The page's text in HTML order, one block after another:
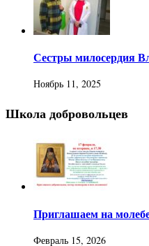
Сестры милосердия
Ноябрь 11, 2025
Школа добровольцев
Приглашаем на
Февраль 15, 2026